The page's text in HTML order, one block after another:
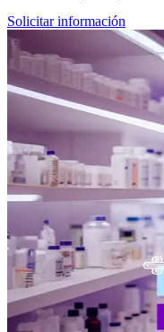
Solicitar información